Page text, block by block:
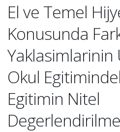
El ve Temel
Konusunda
Yaklasimlarinin
Okul
Egitimin Nitel